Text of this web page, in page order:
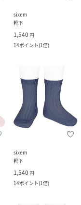
sixem
靴下
1,540 円
14ポイント(1倍)
sixem
靴下
1,540 円
14ポイント(1倍)